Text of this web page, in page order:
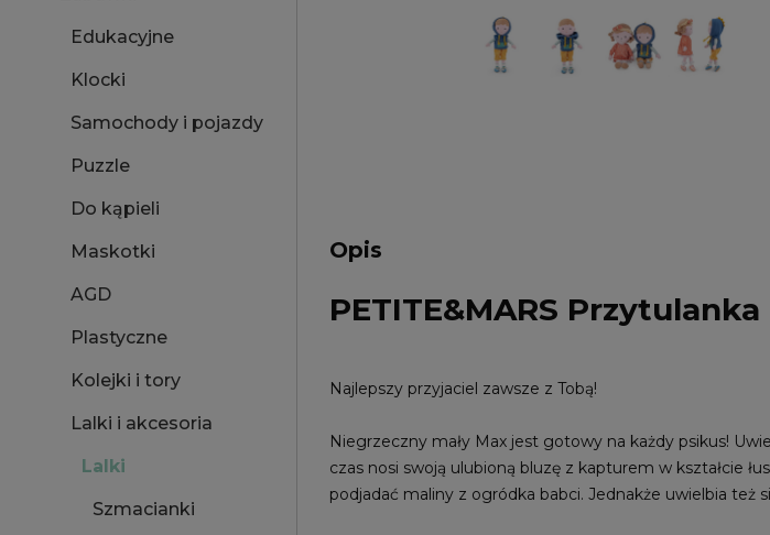
Edukacyjne
Klocki
Samochody i pojazdy
Puzzle
Do kąpieli
Maskotki
AGD
Plastyczne
Kolejki i tory
Lalki i akcesoria
Lalki
Szmacianki
Opis
PETITE&MARS
Najlepszy przyjaciel zawsze z Tobą!
Niegrzeczny mały Max jest gotowy na każdy psikus!
czas nosi swoją ulubioną bluzę z kapturem w kształcie
podjadać maliny z ogródka babci. Jednakże uwielbia też